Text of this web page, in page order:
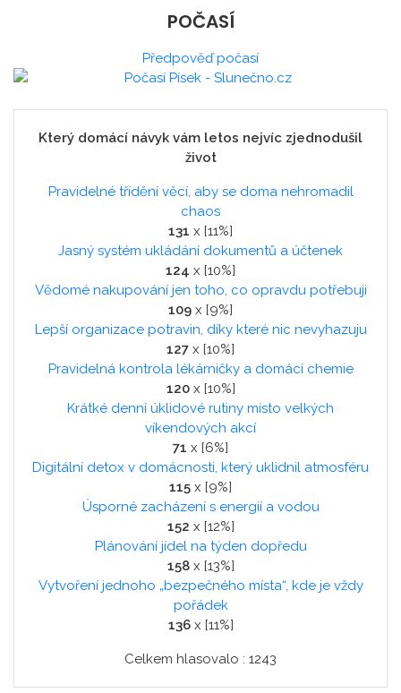
POČASÍ
Předpověď počasí
Který domácí návyk vám letos nejvíc zjednodušil
život
Pravidelné třídění věcí, aby se doma nehromadil
chaos
131 x [11%]
Jasný systém ukládání dokumentů a účtenek
124 x [10%]
Vědomé nakupování jen toho, co opravdu potřebuji
109 x [9%]
Lepší organizace potravin, díky které nic nevyhazuju
127 x [10%]
Pravidelná kontrola lékárničky a domácí chemie
120x [10%]
Krátké denní úklidové rutiny místo velkých
víkendových akcí
71 x [6%]
Digitální detox v domácnosti, který uklidnil atmosféru
115 x [9%]
Úsporné zacházení s energií a vodou
152 x [12%]
Plánování jídel na týden dopředu
158x [13%]
Vytvoření jednoho „bezpečného místa“, kde je vždy
pořádek
136x [11%]
Celkem hlasovalo : 1243